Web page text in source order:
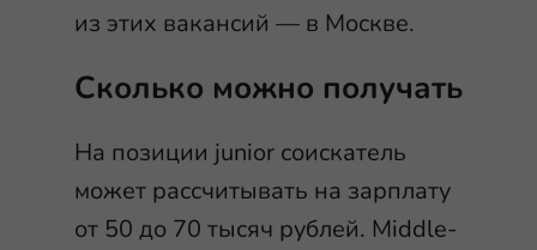
из этих вакансий — в Москве.
Сколько можно получать
На позиции junior соискатель
может рассчитывать на зарплату
от 50 до 70 тысяч рублей. Middle-